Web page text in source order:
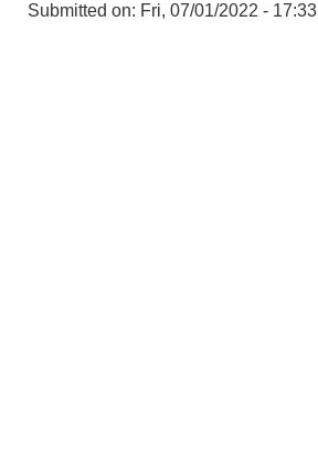
Submitted on: Fri, 07/01/2022 - 17:33